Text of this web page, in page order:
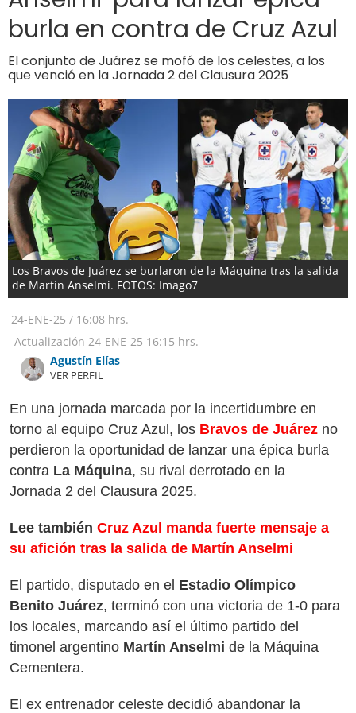
burla en contra de Cruz Azul
El conjunto de Juárez se mofó de los celestes, a los
que venció en la Jornada 2 del Clausura 2025
Los Bravos de Juárez se burlaron de la Máquina tras la salida
de Martín Anselmi. FOTOS: Imago7
24-ENE-25 / 16:08 hrs.
Actualización 24-ENE-25 16:15 hrs.
Agustín Elías
VER PERFIL
En una jornada marcada por la incertidumbre en
torno al equipo Cruz Azul, los Bravos de Juárez no
perdieron la oportunidad de lanzar una épica burla
contra La Máquina, su rival derrotado en la
Jornada 2 del Clausura 2025.
Lee también Cruz Azul manda fuerte mensaje a
su afición tras la salida de Martín Anselmi
El partido, disputado en el Estadio Olímpico
Benito Juárez, terminó con una victoria de 1-0 para
los locales, marcando así el último partido del
timonel argentino Martín Anselmi de la Máquina
Cementera.
El ex entrenador celeste decidió abandonar la